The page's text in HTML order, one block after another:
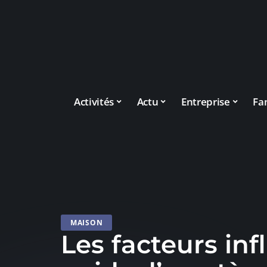
Activités Actu Entreprise
MAISON
Les facteurs